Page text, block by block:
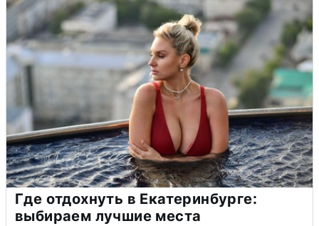
Где отдохнуть в Екатеринбурге:
выбираем лучшие места